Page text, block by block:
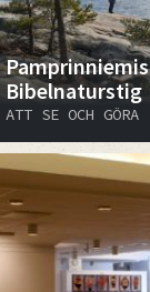
Pamprinniemis
Bibelnaturstig
ATT SE OCH GÖRA